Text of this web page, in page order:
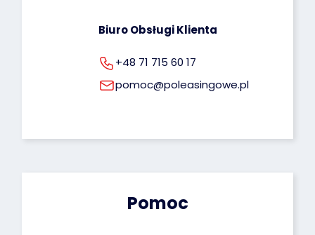
Biuro Obsługi Klienta
+48 71 715 60 17
pomoc@poleasingowe.pl
Pomoc